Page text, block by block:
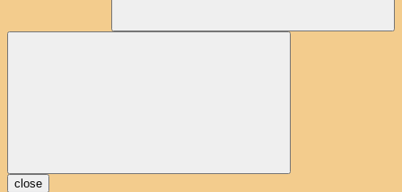
close